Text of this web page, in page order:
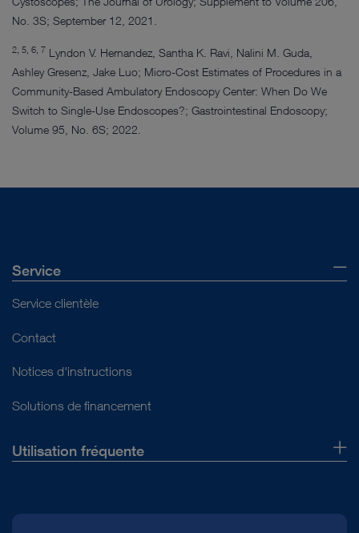
No. 3S; September 12, 2021.
2, 5, 6, 7 Lyndon V. Hernandez, Santha K. Ravi, Nalini M. Guda,
Ashley Gresenz, Jake Luo; Micro-Cost Estimates of Procedures in a
Community-Based Ambulatory Endoscopy Center: When Do We
Switch to Single-Use Endoscopes?; Gastrointestinal Endoscopy;
Volume 95, No. 6S; 2022.
Service
Service clientèle
Contact
Notices d'instructions
Solutions de financement
Utilisation fréquente